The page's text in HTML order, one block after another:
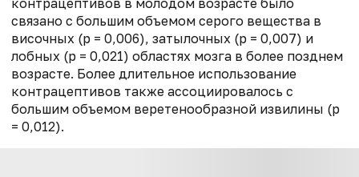
контрацептивов в молодом возрасте было
связано с большим объемом серого вещества в
височных (p = 0,006), затылочных (p = 0,007) и
лобных (p = 0,021) областях мозга в более позднем
возрасте. Более длительное использование
контрацептивов также ассоциировалось с
большим объемом веретенообразной извилины (p
= 0,012).